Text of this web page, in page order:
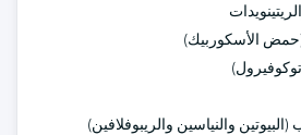
الأسكوربيك)
(البيوتين والنياسين والريبوفلافين)